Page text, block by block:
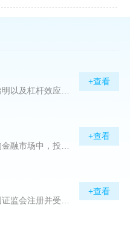
期货市场因其高效、透明以及杠杆效应而吸引着众多投资者的目光，但对初入此市场的新手而言，最初的一步——开户，往往充满了疑惑与顾虑，“期货开户很麻烦吗？”这是许多人的疑问。首先要明确的是，在中国进行期货交易需要通过正规的期货公司来开立账户。期货公司作为专业的金融服务机构，能够提供期货交易进出、风险管理等服务。因监管要求严格，期货开户过程中涉及到的身份验证、风险评估等步骤确实比较繁琐，但这些都是为了保护投资者的利益而设定的。开户流程一般包括：选择期货公司、提交个人资料进行身份验证、
+查看
+查看
+查看